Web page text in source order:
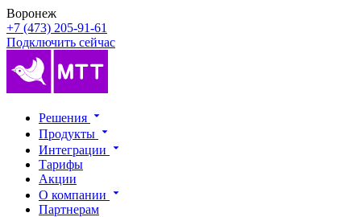
Воронеж
+7 (473) 205-91-61
Подключить сейчас
Решения
Продукты
Интеграции
Тарифы
Акции
О компании
Партнерам